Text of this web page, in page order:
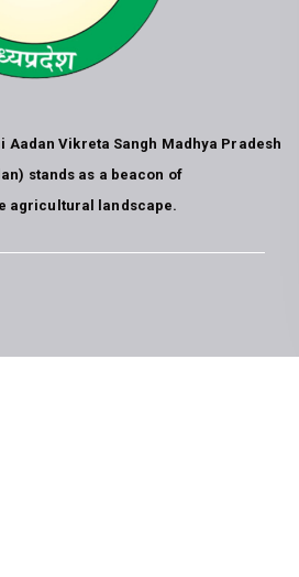
Aadan Vikreta Sangh Madhya Pradesh
stands as a beacon of
agricultural landscape.